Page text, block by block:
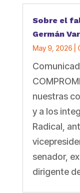
Sobre el
Germán
May 9, 2026
nuestras
y a los
Radical,
senador,
dirigente